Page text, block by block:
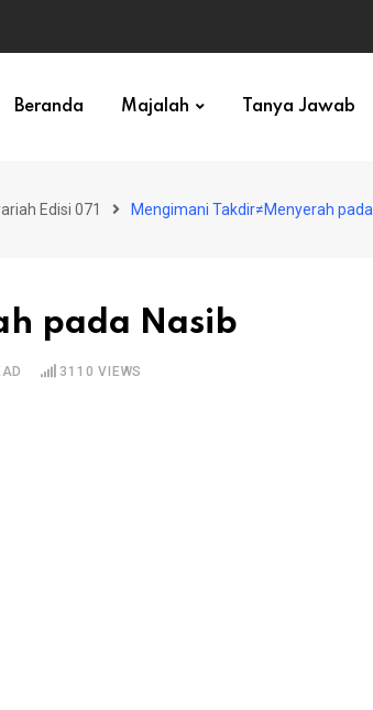
Beranda Majalah Tanya Jawab
Edisi 071 Mengimani Takdir≠Menyerah
pada Nasib
3110 VIEWS